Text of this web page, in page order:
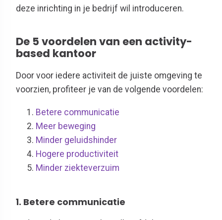
deze inrichting in je bedrijf wil introduceren.
De 5 voordelen van een activity-
based kantoor
Door voor iedere activiteit de juiste omgeving te
voorzien, profiteer je van de volgende voordelen:
Betere communicatie
Meer beweging
Minder geluidshinder
Hogere productiviteit
Minder ziekteverzuim
1. Betere communicatie